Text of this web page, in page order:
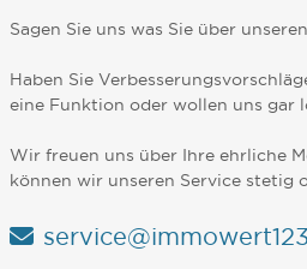
Sagen Sie uns was Sie über
Haben Sie
eine Funktion oder wollen uns gar
Wir freuen uns über Ihre ehrliche
können wir unseren Service stetig